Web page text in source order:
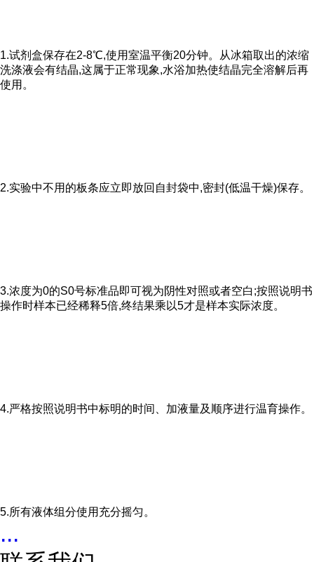
1.试剂盒保存在2-8℃,使用室温平衡20分钟。从冰箱取出的浓缩
洗涤液会有结晶,这属于正常现象,水浴加热使结晶完全溶解后再
使用。
2.实验中不用的板条应立即放回自封袋中,密封(低温干燥)保存。
3.浓度为0的S0号标准品即可视为阴性对照或者空白;按照说明书
操作时样本已经稀释5倍,终结果乘以5才是样本实际浓度。
4.严格按照说明书中标明的时间、加液量及顺序进行温育操作。
5.所有液体组分使用充分摇匀。
...